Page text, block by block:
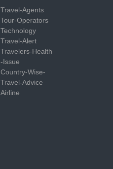
Travel-Agents
Tour-Operators
Technology
Travel-Alert
Travelers-Health
-Issue
Country-Wise-
Travel-Advice
Airline